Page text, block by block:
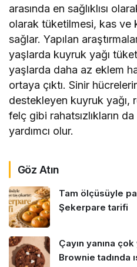
arasında en sağlıklısı
olarak tüketilmesi, kas ve
sağlar. Yapılan
yaşlarda kuyruk yağı
yaşlarda daha az eklem
ortaya çıktı. Sinir
destekleyen kuyruk yağı,
felç gibi rahatsızlıkların
yardımcı olur.
Göz Atın
Tam ölçüsüyle
Şekerpare tarifi
Çayın yanına
Brownie tadında